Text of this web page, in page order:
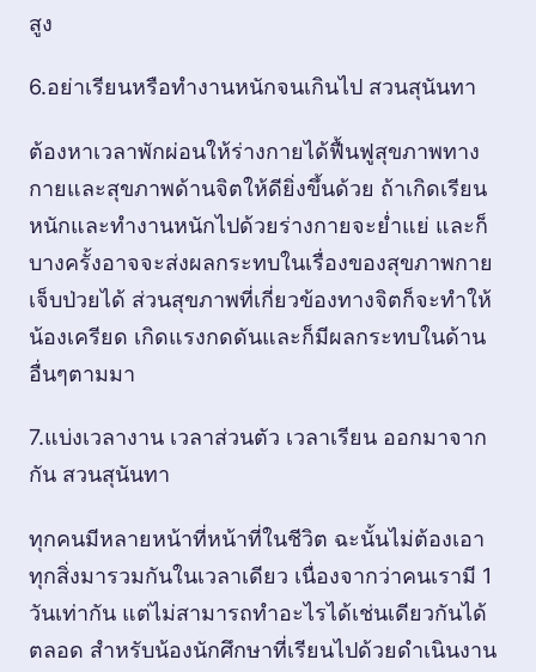
สูง
6.อย่าเรียนหรือทำงานหนักจนเกินไป สวนสุนันทา
ต้องหาเวลาพักผ่อนให้ร่างกายได้ฟื้นฟูสุขภาพทาง
กายและสุขภาพด้านจิตให้ดียิ่งขึ้นด้วย ถ้าเกิดเรียน
หนักและทำงานหนักไปด้วยร่างกายจะย่ำแย่ และก็
บางครั้งอาจจะส่งผลกระทบในเรื่องของสุขภาพกาย
เจ็บป่วยได้ ส่วนสุขภาพที่เกี่ยวข้องทางจิตก็จะทำให้
น้องเครียด เกิดแรงกดดันและก็มีผลกระทบในด้าน
อื่นๆตามมา
7.แบ่งเวลางาน เวลาส่วนตัว เวลาเรียน ออกมาจาก
กัน สวนสุนันทา
ทุกคนมีหลายหน้าที่หน้าที่ในชีวิต ฉะนั้นไม่ต้องเอา
ทุกสิ่งมารวมกันในเวลาเดียว เนื่องจากว่าคนเรามี 1
วันเท่ากัน แต่ไม่สามารถทำอะไรได้เช่นเดียวกันได้
ตลอด สำหรับน้องนักศึกษาที่เรียนไปด้วยดำเนินงาน